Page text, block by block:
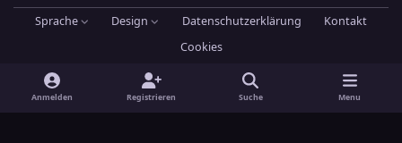
Sprache Design Datenschutzerklärung
Kontakt
Cookies
Hans-Joachim Maier
Invision Community
Anmelden Registrieren Suche Menu